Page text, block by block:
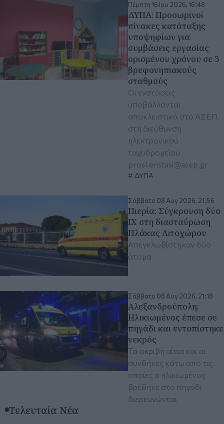
Πέμπτη 16 Ιου 2026, 16:48
ΔΥΠΑ: Προσωρινοί
πίνακες κατάταξης
υποψηφίων για
συμβάσεις εργασίας
ορισμένου χρόνου σε 3
βρεφονηπιακούς
σταθμούς
Οι ενστάσεις
υποβάλλονται
αποκλειστικά στο ΑΣΕΠ,
στη διεύθυνση
ηλεκτρονικού
ταχυδρομείου
prosl.enstasi@asep.gr
ΔΥΠΑ
Σάββατο 08 Αυγ 2026, 21:56
Πιερία: Σύγκρουση δύο
ΙΧ στη διασταύρωση
Πλάκας Λιτοχώρου
Απεγκλωβίστηκαν δύο
άτομα
Σάββατο 08 Αυγ 2026, 21:18
Αλεξανδρούπολη:
Ηλικιωμένος έπεσε σε
πηγάδι και εντοπίστηκε
νεκρός
Τα ακριβή αίτια και οι
συνθήκες κάτω από τις
οποίες ο ηλικιωμένος
βρέθηκε στο πηγάδι
διερευνώνται
Τελευταία Νέα